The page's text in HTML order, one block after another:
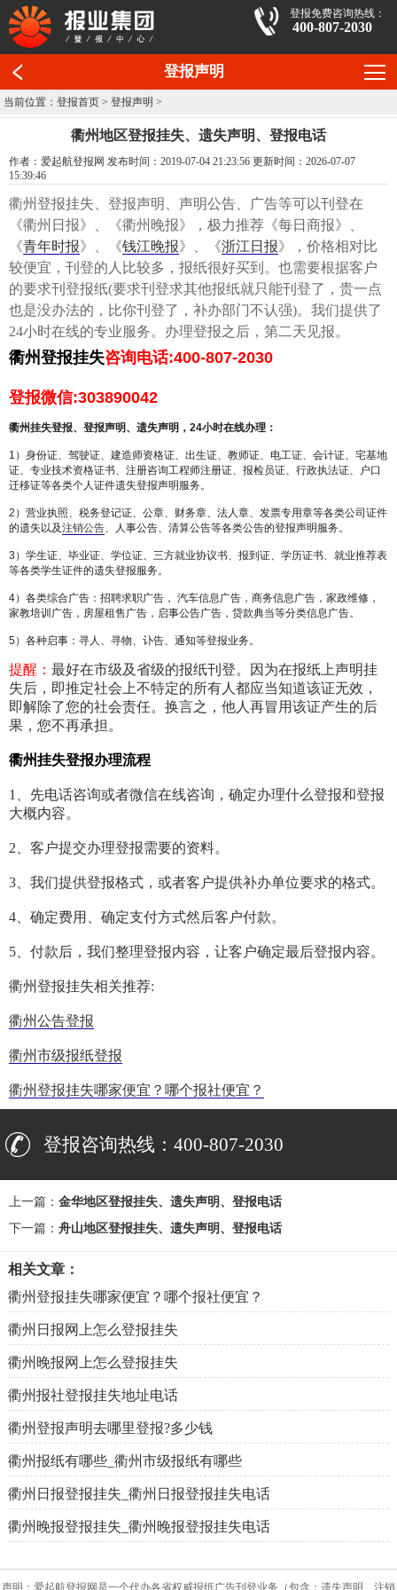
登报免费咨询热线：
400-807-2030
登报声明
当前位置：登报首页 >登报声明 >
衢州地区登报挂失、遗失声明、登报电话
作者：爱起航登报网 发布时间：2019-07-04 21:23:56 更新时间：2026-07-07
15:39:46
衢州登报挂失、登报声明、声明公告、广告等可以刊登在
《衢州日报》、《衢州晚报》，极力推荐《每日商报》、
《青年时报》、《钱江晚报》、《浙江日报》，价格相对比
较便宜，刊登的人比较多，报纸很好买到。也需要根据客户
的要求刊登报纸(要求刊登求其他报纸就只能刊登了，贵一点
也是没办法的，比你刊登了，补办部门不认强)。我们提供了
24小时在线的专业服务。办理登报之后，第二天见报。
衢州登报挂失咨询电话:400-807-2030
登报微信:303890042
衢州挂失登报、登报声明、遗失声明，24小时在线办理：
1）身份证、驾驶证、建造师资格证、出生证、教师证、电工证、会计证、宅基地
证、专业技术资格证书、注册咨询工程师注册证、报检员证、行政执法证、户口
迁移证等各类个人证件遗失登报声明服务。
2）营业执照、税务登记证、公章、财务章、法人章、发票专用章等各类公司证件
的遗失以及注销公告、人事公告、清算公告等各类公告的登报声明服务。
3）学生证、毕业证、学位证、三方就业协议书、报到证、学历证书、就业推荐表
等各类学生证件的遗失登报服务。
4）各类综合广告：招聘求职广告， 汽车信息广告，商务信息广告，家政维修，
家教培训广告，房屋租售广告，启事公告广告，贷款典当等分类信息广告。
5）各种启事：寻人、寻物、讣告、通知等登报业务。
提醒： 最好在市级及省级的报纸刊登。因为在报纸上声明挂
失后，即推定社会上不特定的所有人都应当知道该证无效，
即解除了您的社会责任。换言之，他人再冒用该证产生的后
果，您不再承担。
衢州挂失登报办理流程
1、先电话咨询或者微信在线咨询，确定办理什么登报和登报
大概内容。
2、客户提交办理登报需要的资料。
3、我们提供登报格式，或者客户提供补办单位要求的格式。
4、确定费用、确定支付方式然后客户付款。
5、付款后，我们整理登报内容，让客户确定最后登报内容。
衢州登报挂失相关推荐:
衢州公告登报
衢州市级报纸登报
衢州登报挂失哪家便宜？哪个报社便宜？
登报咨询热线：400-807-2030
上一篇： 金华地区登报挂失、遗失声明、登报电话
下一篇： 舟山地区登报挂失、遗失声明、登报电话
相关文章：
衢州登报挂失哪家便宜？哪个报社便宜？
衢州日报网上怎么登报挂失
衢州晚报网上怎么登报挂失
衢州报社登报挂失地址电话
衢州登报声明去哪里登报?多少钱
衢州报纸有哪些_衢州市级报纸有哪些
衢州日报登报挂失_衢州日报登报挂失电话
衢州晚报登报挂失_衢州晚报登报挂失电话